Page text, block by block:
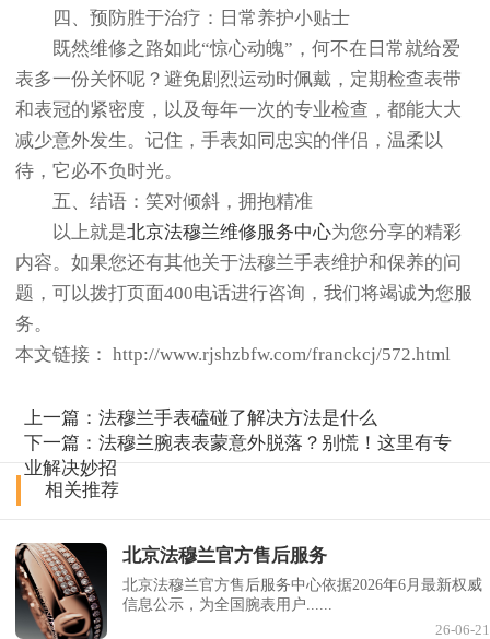
四、预防胜于治疗：日常养护小贴士
既然维修之路如此“惊心动魄”，何不在日常就给爱
表多一份关怀呢？避免剧烈运动时佩戴，定期检查表带
和表冠的紧密度，以及每年一次的专业检查，都能大大
减少意外发生。记住，手表如同忠实的伴侣，温柔以
待，它必不负时光。
五、结语：笑对倾斜，拥抱精准
以上就是北京法穆兰维修服务中心为您分享的精彩
内容。如果您还有其他关于法穆兰手表维护和保养的问
题，可以拨打页面400电话进行咨询，我们将竭诚为您服
务。
本文链接： http://www.rjshzbfw.com/franckcj/572.html
上一篇：法穆兰手表磕碰了解决方法是什么
下一篇：法穆兰腕表表蒙意外脱落？别慌！这里有专
业解决妙招
相关推荐
北京法穆兰官方售后服务
北京法穆兰官方售后服务中心依据2026年6月最新权威
信息公示，为全国腕表用户......
26-06-21